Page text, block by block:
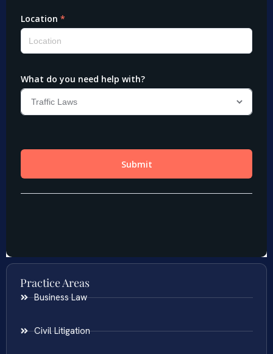
Practice Areas
Business Law
Civil Litigation